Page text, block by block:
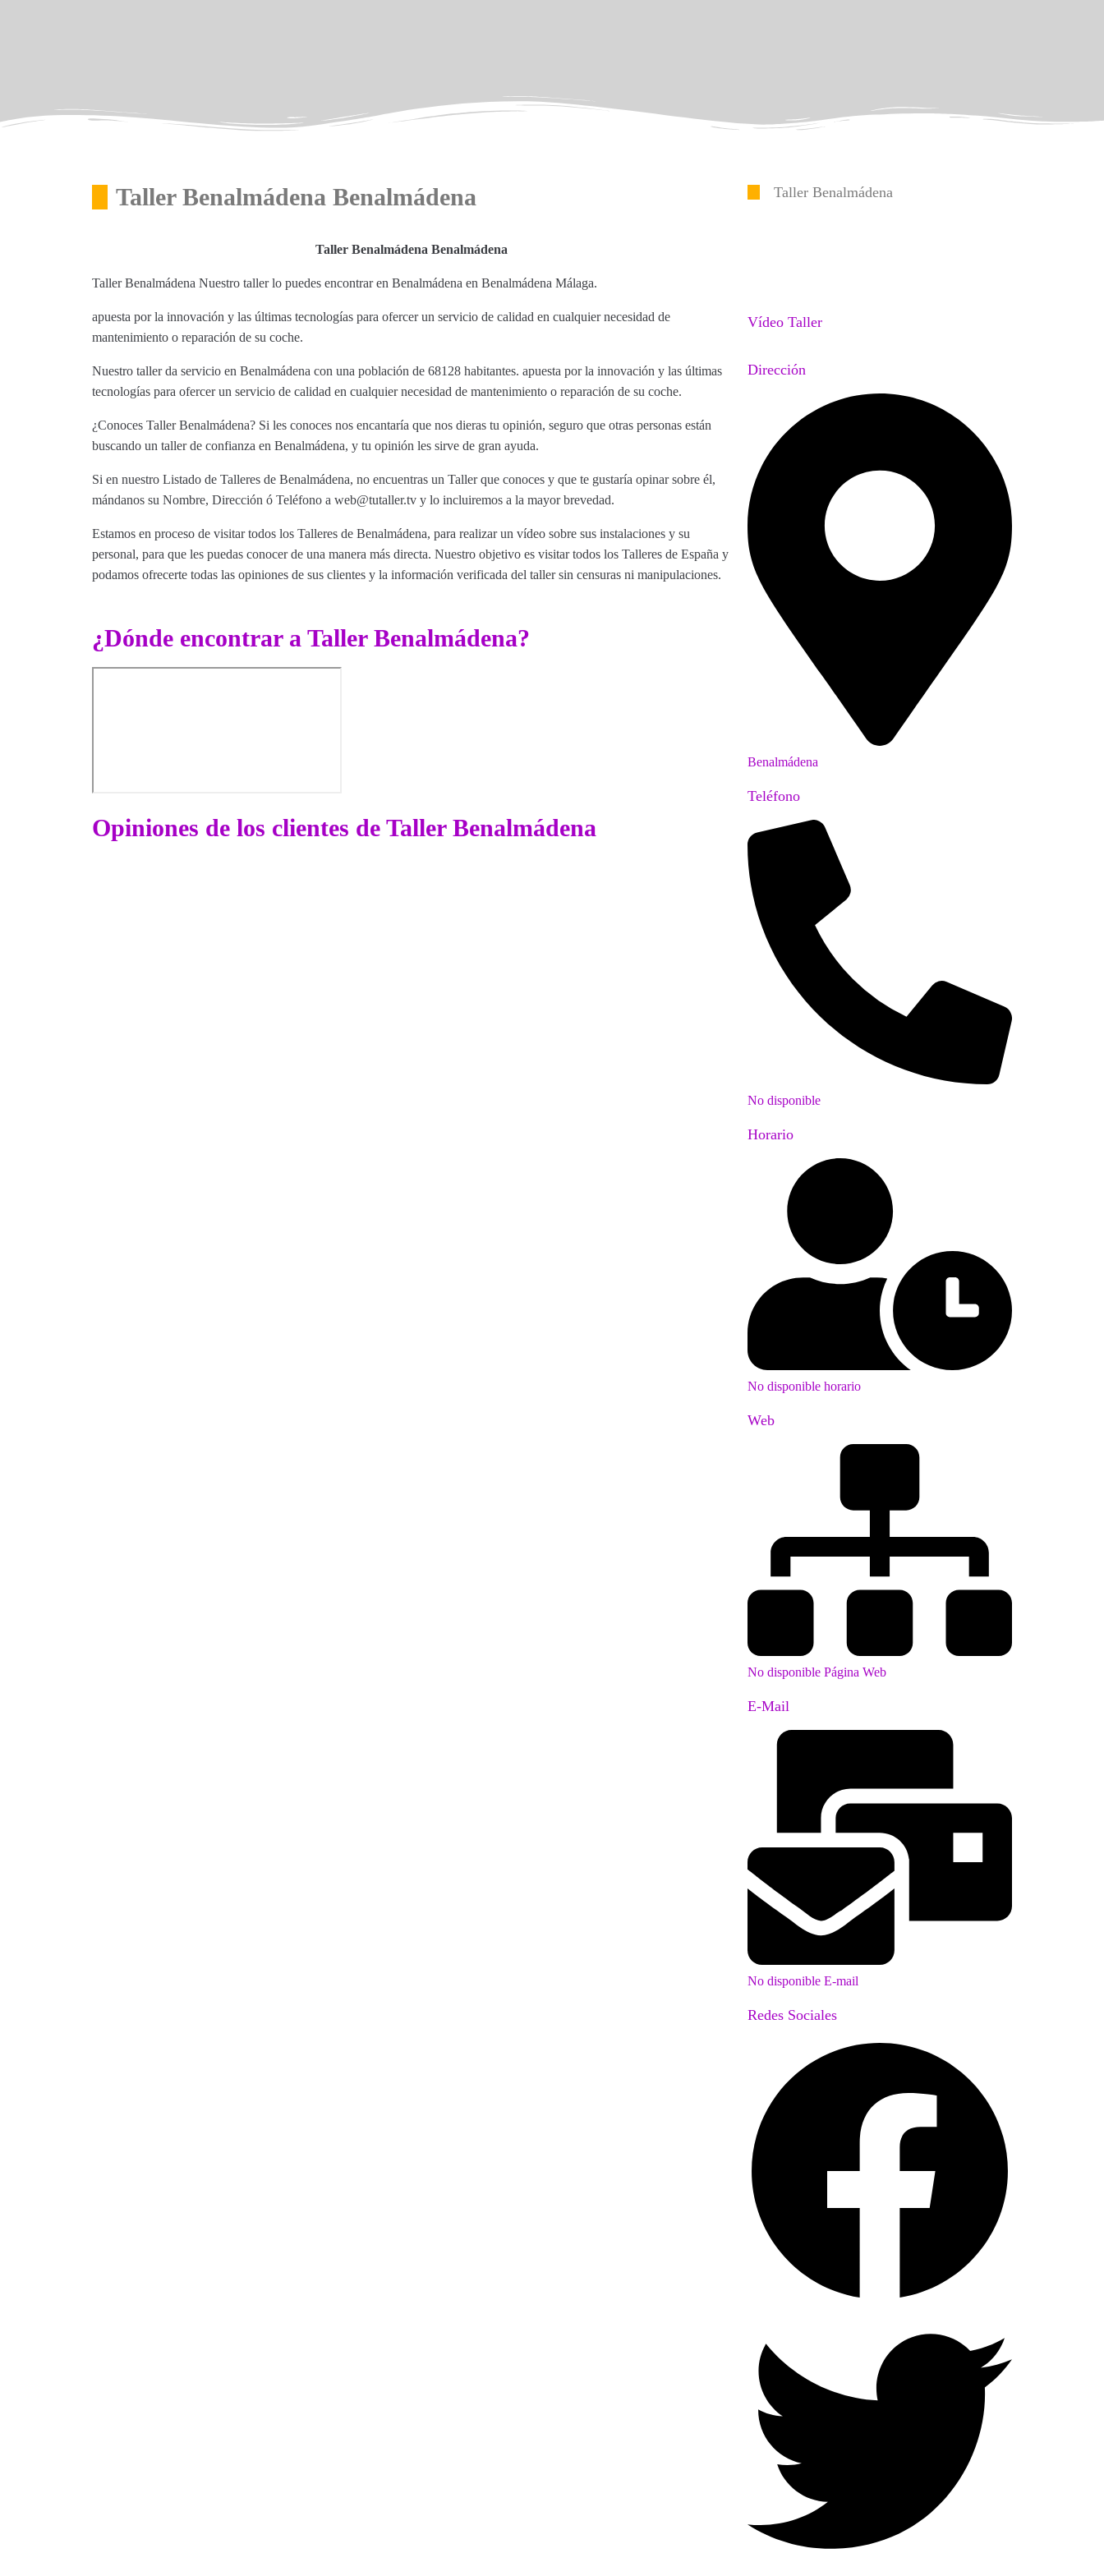
Taller Benalmádena Benalmádena
Taller Benalmádena Benalmádena
Taller Benalmádena Nuestro taller lo puedes encontrar en Benalmádena en Benalmádena Málaga.
apuesta por la innovación y las últimas tecnologías para ofercer un servicio de calidad en cualquier necesidad de
mantenimiento o reparación de su coche.
Nuestro taller da servicio en Benalmádena con una población de 68128 habitantes. apuesta por la innovación y las últimas
tecnologías para ofercer un servicio de calidad en cualquier necesidad de mantenimiento o reparación de su coche.
¿Conoces Taller Benalmádena? Si les conoces nos encantaría que nos dieras tu opinión, seguro que otras personas están
buscando un taller de confianza en Benalmádena, y tu opinión les sirve de gran ayuda.
Si en nuestro Listado de Talleres de Benalmádena, no encuentras un Taller que conoces y que te gustaría opinar sobre él,
mándanos su Nombre, Dirección ó Teléfono a web@tutaller.tv y lo incluiremos a la mayor brevedad.
Estamos en proceso de visitar todos los Talleres de Benalmádena, para realizar un vídeo sobre sus instalaciones y su
personal, para que les puedas conocer de una manera más directa. Nuestro objetivo es visitar todos los Talleres de España y
podamos ofrecerte todas las opiniones de sus clientes y la información verificada del taller sin censuras ni manipulaciones.
¿Dónde encontrar a Taller Benalmádena?
Opiniones de los clientes de Taller Benalmádena
Taller Benalmádena
Vídeo Taller
Dirección
Benalmádena
Teléfono
No disponible
Horario
No disponible horario
Web
No disponible Página Web
E-Mail
No disponible E-mail
Redes Sociales